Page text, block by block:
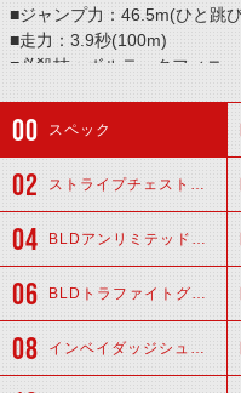
■ジャンプ力：46.5m(ひと跳
■走力：3.9秒(100m)
■必殺技：ボルテックフィニッ
スペック
ストライプチェストアーマー
BLDアンリミテッドスーツ
BLDトラファイトグローブ
インベイダッジシューズ